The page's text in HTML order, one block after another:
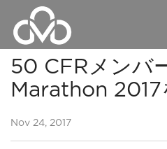
50 CFRメンバ
Marathon 2017
Nov 24, 2017